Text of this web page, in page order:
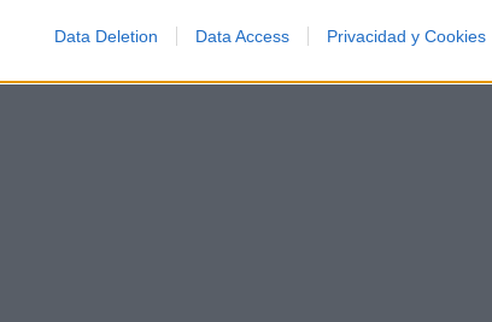
Data Deletion Data Access Privacidad y Cookies